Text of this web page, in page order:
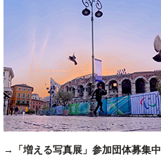
→ 「増える写真展」参加団体募集中